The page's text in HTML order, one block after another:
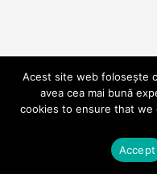
Acest site web folosește
avea cea mai bună
cookies to ensure that
Accept